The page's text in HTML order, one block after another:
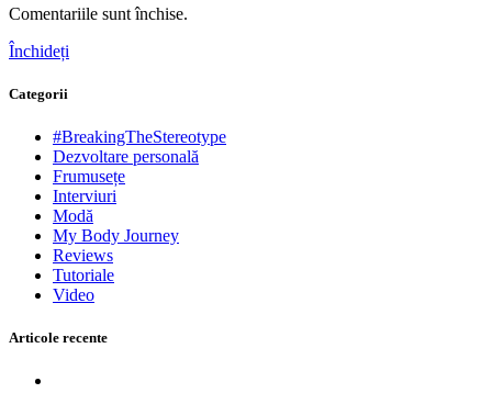
Comentariile sunt închise.
Închideți
Categorii
#BreakingTheStereotype
Dezvoltare personală
Frumusețe
Interviuri
Modă
My Body Journey
Reviews
Tutoriale
Video
Articole recente